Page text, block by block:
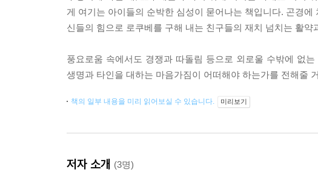
게 여기는 아이들의 순박한 심성이 묻어나는 책입니다. 곤경
신들의 힘으로 로쿠베를 구해 내는 친구들의 재치 넘치는 활
풍요로움 속에서도 경쟁과 따돌림 등으로 외로울 수밖에 없
생명과 타인을 대하는 마음가짐이 어떠해야 하는가를 전해줄
책의 일부 내용을 미리 읽어보실 수 있습니다. 미리보기
저자 소개 (3명)